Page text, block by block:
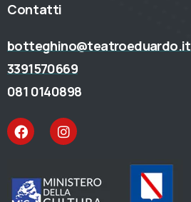
Contatti
botteghino@teatroeduardo.it
3391570669
081 0140898